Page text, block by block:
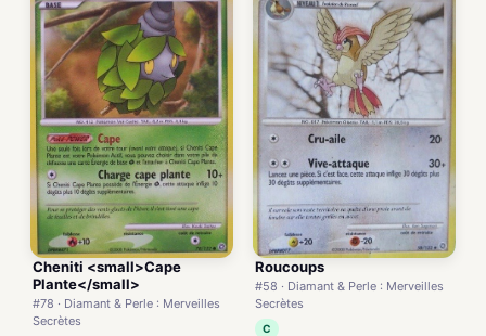
Cheniti <small>Cape
Plante</small>
#78 · Diamant & Perle : Merveilles
Secrètes
Roucoups
#58 · Diamant & Perle : Merveilles
Secrètes
C